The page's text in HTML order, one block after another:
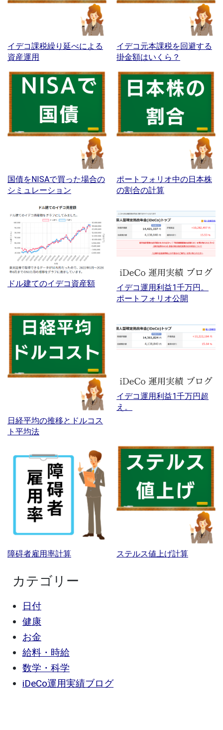
イデコ課税繰り延べによる
資産運用
イデコ元本課税を回避する
掛金額はいくら？
国債をNISAで買った場合の
シミュレーション
ポートフォリオ中の日本株
の割合の計算
ドル建てのイデコ資産額
イデコ運用利益1千万円。
ポートフォリオ公開
日経平均の推移とドルコス
ト平均法
イデコ運用利益1千万円超
え。
障碍者雇用率計算 ステルス値上げ計算
カテゴリー
日付
健康
お金
給料・時給
数学・科学
iDeCo運用実績ブログ